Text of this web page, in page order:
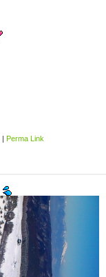
| Perma Link